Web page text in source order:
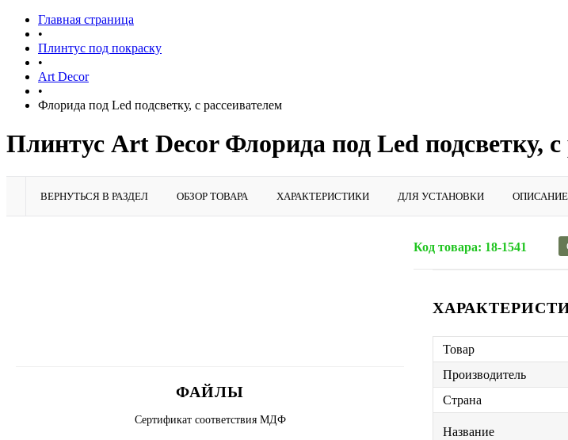
Главная страница
•
Плинтус под покраску
•
Art Decor
•
Флорида под Led подсветку, с рассеивателем
Плинтус Art Decor Флорида под Led подсветку,
ВЕРНУТЬСЯ В РАЗДЕЛ ОБЗОР ТОВАРА ХАРАКТЕРИСТИКИ ДЛЯ УСТАНОВКИ ОПИСАНИЕ
ФАЙЛЫ
Сертификат соответствия МДФ
Код товара: 18-1541
Товар
Производитель
Страна
Название